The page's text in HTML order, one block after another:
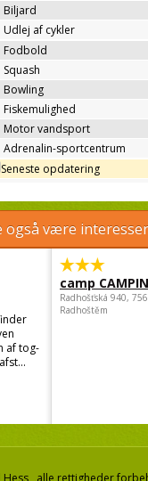
Biljard
Udlej af cykler
Fodbold
Squash
Bowling
Fiskemulighed
Motor vandsport
Adrenalin-sportcentrum
Seneste opdatering
også være
af tog-
camp
Radhošťská 940,
Radhoštěm